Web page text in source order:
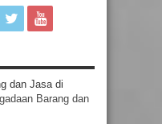
dan Jasa di
Barang dan